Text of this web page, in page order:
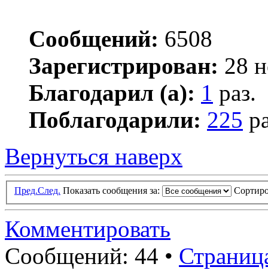
Сообщений: 6508
Зарегистрирован: 28
Благодарил (а): 1 раз.
Поблагодарили: 225
Вернуться наверх
Пред.След. Показать сообщения за:
Комментировать
Сообщений: 44 •